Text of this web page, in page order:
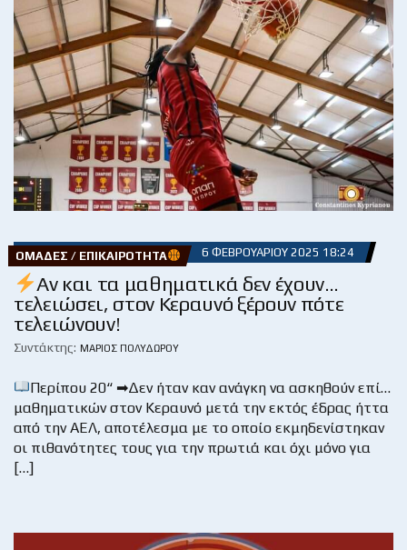
ΟΜΆΔΕΣ / ΕΠΙΚΑΙΡΌΤΗΤΑ 6 ΦΕΒΡΟΥΑΡΊΟΥ 2025 18:24
Αν και τα μαθηματικά δεν έχουν…
τελειώσει, στον Κεραυνό ξέρουν πότε
τελειώνουν!
Συντάκτης: ΜΆΡΙΟΣ ΠΟΛΥΔΏΡΟΥ
Περίπου 20“ ➡Δεν ήταν καν ανάγκη να ασκηθούν επί…
μαθηματικών στον Κεραυνό μετά την εκτός έδρας ήττα
από την ΑΕΛ, αποτέλεσμα με το οποίο εκμηδενίστηκαν
οι πιθανότητες τους για την πρωτιά και όχι μόνο για
[…]